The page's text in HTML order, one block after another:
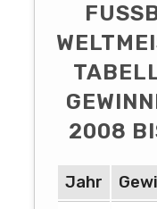
008
Jahr